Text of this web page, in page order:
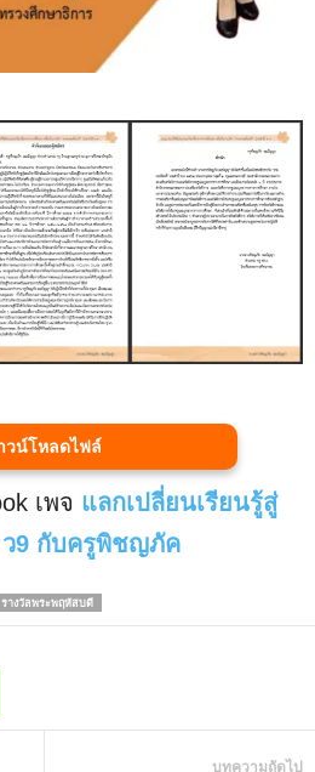
วน์โหลดไฟล์
เพจ แลกเปลี่ยนเรียนรู้สู่
9 กับครูพิชญภัค
รางวัลพระพฤหัสบดี
บทความถัดไป